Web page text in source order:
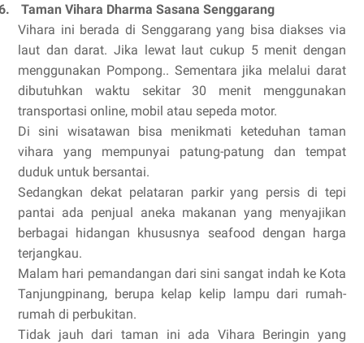
Taman Vihara Dharma Sasana Senggarang
Vihara ini berada di Senggarang yang bisa diakses via
laut dan darat. Jika lewat laut cukup 5 menit dengan
menggunakan Pompong.. Sementara jika melalui darat
dibutuhkan waktu sekitar 30 menit menggunakan
transportasi online, mobil atau sepeda motor.
Di sini wisatawan bisa menikmati keteduhan taman
vihara yang mempunyai patung-patung dan tempat
duduk untuk bersantai.
Sedangkan dekat pelataran parkir yang persis di tepi
pantai ada penjual aneka makanan yang menyajikan
berbagai hidangan khususnya seafood dengan harga
terjangkau.
Malam hari pemandangan dari sini sangat indah ke Kota
Tanjungpinang, berupa kelap kelip lampu dari rumah-
rumah di perbukitan.
Tidak jauh dari taman ini ada Vihara Beringin yang